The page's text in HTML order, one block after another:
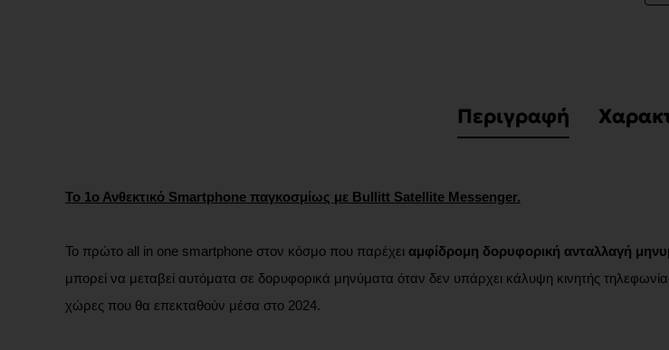
Περιγραφή
Το 1ο Ανθεκτικό Smartphone παγκοσμίως με Bullitt Satellite Messenger.
Το πρώτο all in one smartphone στον κόσμο που παρέχει αμφίδρομη δορυφορική ανταλλαγή
μπορεί να μεταβεί αυτόματα σε δορυφορικά μηνύματα όταν δεν υπάρχει κάλυψη κινητής
χώρες που θα επεκταθούν μέσα στο 2024.